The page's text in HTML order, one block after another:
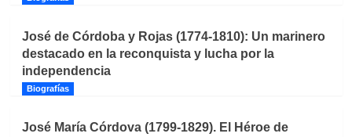
José de Córdoba y Rojas (1774-1810): Un marinero
destacado en la reconquista y lucha por la
independencia
Biografías
José María Córdova (1799-1829). El Héroe de